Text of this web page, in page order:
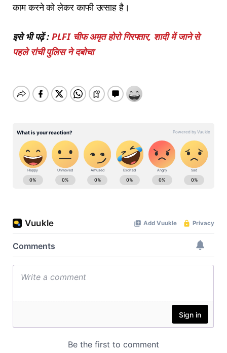
काम करने को लेकर काफी उत्साह है।
इसे भी पढ़ें :PLFI चीफ अमृत होरो गिरफ्तार, शादी में जाने से
पहले रांची पुलिस ने दबोचा